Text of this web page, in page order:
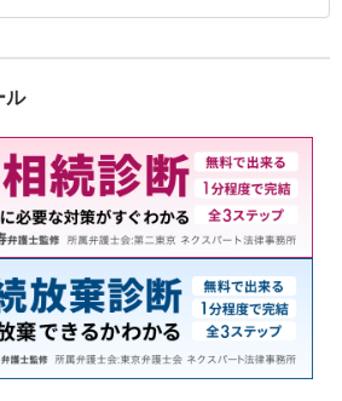
ル